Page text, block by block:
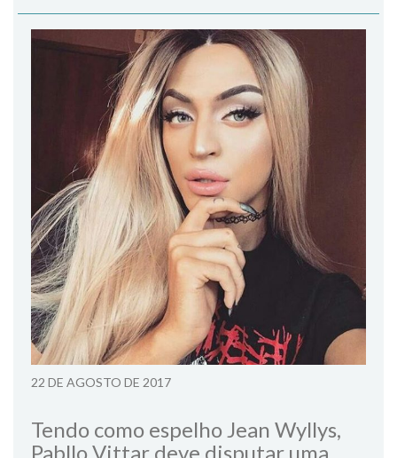
22 DE AGOSTO DE 2017
Tendo como espelho Jean Wyllys,
Pabllo Vittar deve disputar uma